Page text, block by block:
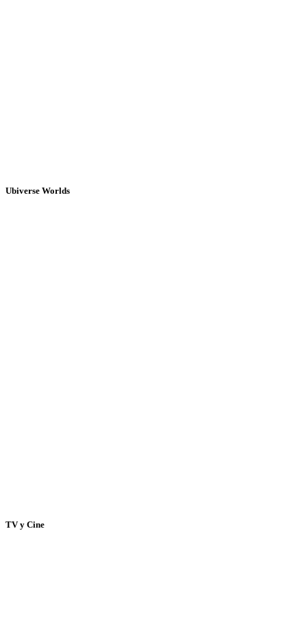
Ubiverse Worlds
TV y Cine